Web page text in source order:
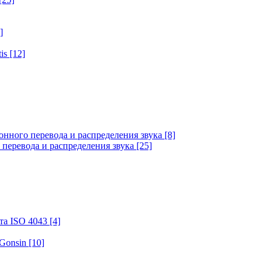
[12]
перевода и распределения звука [8]
и распределения звука [25]
ISO 4043 [4]
[10]